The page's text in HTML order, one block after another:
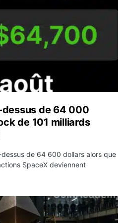
de 64 000
de 101 milliards
de 64 600 dollars alors que
SpaceX deviennent
les récompenses des